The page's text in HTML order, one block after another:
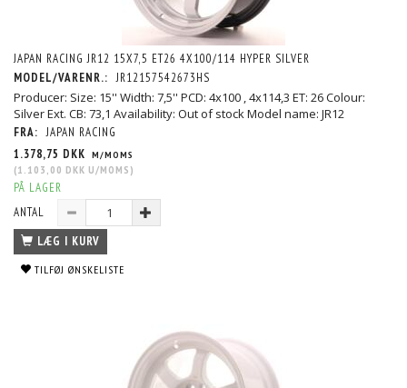
JAPAN RACING JR12 15X7,5 ET26 4X100/114 HYPER SILVER
MODEL/VARENR.: JR12157542673HS
Producer: Size: 15'' Width: 7,5'' PCD: 4x100 , 4x114,3 ET: 26 Colour:
Silver Ext. CB: 73,1 Availability: Out of stock Model name: JR12
FRA: JAPAN RACING
1.378,75 DKK M/MOMS
(1.103,00 DKK U/MOMS )
PÅ LAGER
ANTAL
LÆG I KURV
TILFØJ ØNSKELISTE